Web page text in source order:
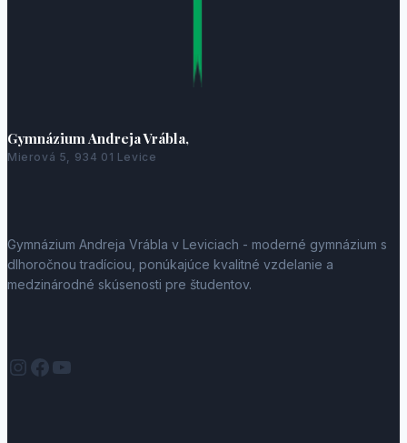
Gymnázium Andreja Vrábla,
Mierová 5, 934 01 Levice
Gymnázium Andreja Vrábla v Leviciach - moderné gymnázium s
dlhoročnou tradíciou, ponúkajúce kvalitné vzdelanie a
medzinárodné skúsenosti pre študentov.
Instagram
Facebook
YouTube